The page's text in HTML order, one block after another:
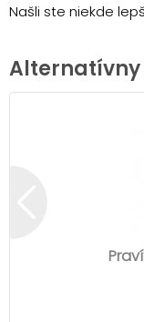
Našli ste niekde